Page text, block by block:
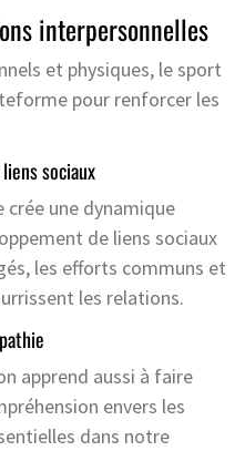
interpersonnelles
et physiques, le sport
pour renforcer les
sociaux
une dynamique
de liens sociaux
les efforts communs et
les relations.
apprend aussi à faire
envers les
dans notre